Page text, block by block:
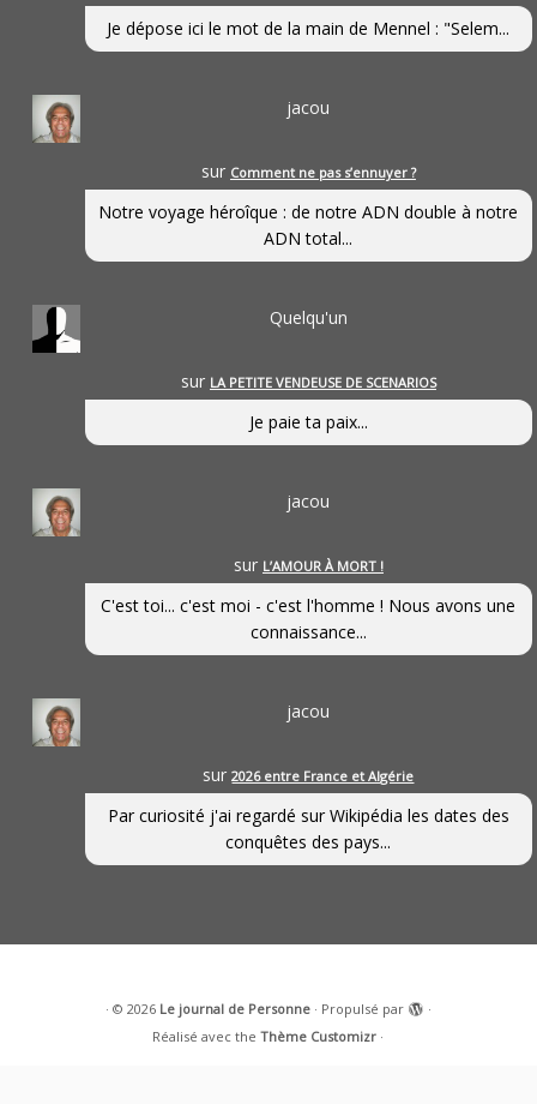
Je dépose ici le mot de la main de Mennel : "Selem...
jacou
sur Comment ne pas s’ennuyer ?
Notre voyage héroîque : de notre ADN double à notre
ADN total...
Quelqu'un
sur LA PETITE VENDEUSE DE SCENARIOS
Je paie ta paix...
jacou
sur L’AMOUR À MORT !
C'est toi... c'est moi - c'est l'homme ! Nous avons une
connaissance...
jacou
sur2026 entre France et Algérie
Par curiosité j'ai regardé sur Wikipédia les dates des
conquêtes des pays...
· © 2026 Le journal de Personne· Propulsé par
·
Réalisé avec theThème Customizr ·